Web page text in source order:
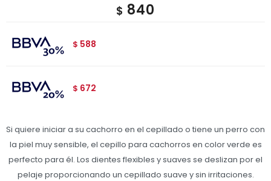
$ 840
$ 588
$ 672
Si quiere iniciar a su cachorro en el cepillado o tiene un perro con
la piel muy sensible, el cepillo para cachorros en color verde es
perfecto para él. Los dientes flexibles y suaves se deslizan por el
pelaje proporcionando un cepillado suave y sin irritaciones.